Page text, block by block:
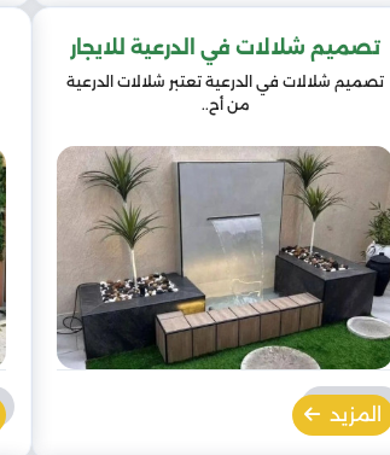
تصميم شلالات في الدرعية للايجار
تصميم شلالات في الدرعية تعتبر شلالات الدرعية
من أح..
المزيد